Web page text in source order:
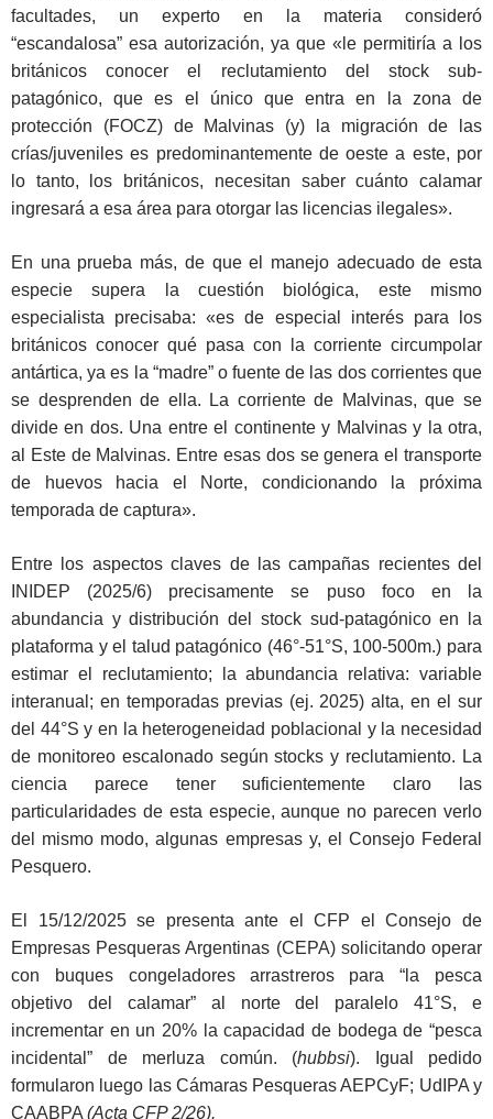
facultades, un experto en la materia consideró
“escandalosa” esa autorización, ya que «le permitiría a los
británicos conocer el reclutamiento del stock sub-
patagónico, que es el único que entra en la zona de
protección (FOCZ) de Malvinas (y) la migración de las
crías/juveniles es predominantemente de oeste a este, por
lo tanto, los británicos, necesitan saber cuánto calamar
ingresará a esa área para otorgar las licencias ilegales».
En una prueba más, de que el manejo adecuado de esta
especie supera la cuestión biológica, este mismo
especialista precisaba: «es de especial interés para los
británicos conocer qué pasa con la corriente circumpolar
antártica, ya es la “madre” o fuente de las dos corrientes que
se desprenden de ella. La corriente de Malvinas, que se
divide en dos. Una entre el continente y Malvinas y la otra,
al Este de Malvinas. Entre esas dos se genera el transporte
de huevos hacia el Norte, condicionando la próxima
temporada de captura».
Entre los aspectos claves de las campañas recientes del
INIDEP (2025/6) precisamente se puso foco en la
abundancia y distribución del stock sud-patagónico en la
plataforma y el talud patagónico (46°-51°S, 100-500m.) para
estimar el reclutamiento; la abundancia relativa: variable
interanual; en temporadas previas (ej. 2025) alta, en el sur
del 44°S y en la heterogeneidad poblacional y la necesidad
de monitoreo escalonado según stocks y reclutamiento. La
ciencia parece tener suficientemente claro las
particularidades de esta especie, aunque no parecen verlo
del mismo modo, algunas empresas y, el Consejo Federal
Pesquero.
El 15/12/2025 se presenta ante el CFP el Consejo de
Empresas Pesqueras Argentinas (CEPA) solicitando operar
con buques congeladores arrastreros para “la pesca
objetivo del calamar” al norte del paralelo 41°S, e
incrementar en un 20% la capacidad de bodega de “pesca
incidental” de merluza común. (hubbsi). Igual pedido
formularon luego las Cámaras Pesqueras AEPCyF; UdIPA y
CAABPA (Acta CFP 2/26).